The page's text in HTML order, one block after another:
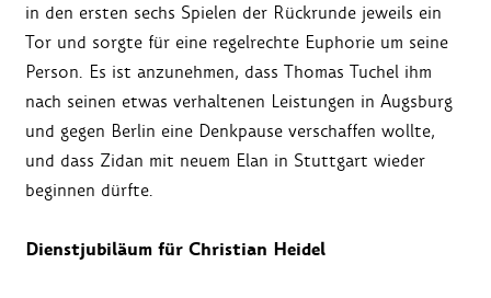
in den ersten sechs Spielen der Rückrunde jeweils ein
Tor und sorgte für eine regelrechte Euphorie um seine
Person. Es ist anzunehmen, dass Thomas Tuchel ihm
nach seinen etwas verhaltenen Leistungen in Augsburg
und gegen Berlin eine Denkpause verschaffen wollte,
und dass Zidan mit neuem Elan in Stuttgart wieder
beginnen dürfte.
Dienstjubiläum für Christian Heidel